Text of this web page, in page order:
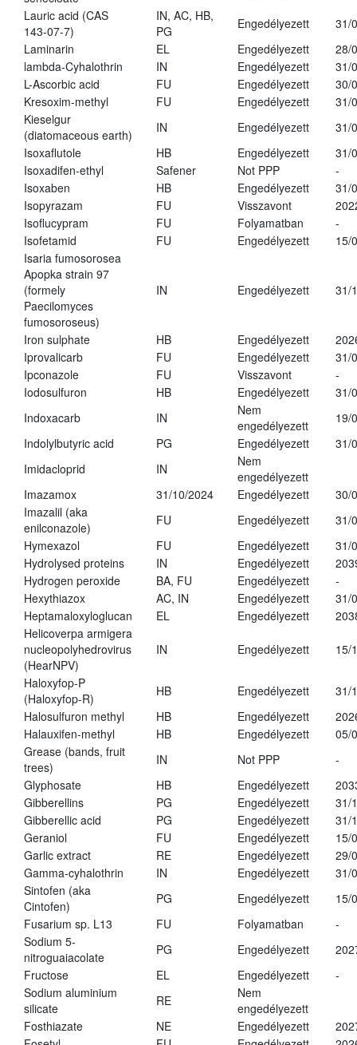
Lauric acid (CAS
143-07-7)
IN, AC, HB,
PG
Engedélyezett
31/
Laminarin
EL Engedélyezett
28/
lambda-Cyhalothrin
IN Engedélyezett
31/
L-Ascorbic acid
FU Engedélyezett
30/
Kresoxim-methyl
FU Engedélyezett
31/
Kieselgur
(diatomaceous earth)
IN Engedélyezett
31/
Isoxaflutole
HB Engedélyezett
31/
Isoxadifen-ethyl
Safener Not PPP
-
Isoxaben
HB Engedélyezett
31/
Isopyrazam
FU Visszavont
Isoflucypram
FU Folyamatban
-
Isofetamid
FU Engedélyezett
15/
Isaria fumosorosea
Apopka strain 97
(formely
Paecilomyces
fumosoroseus)
IN Engedélyezett 31/
Iron sulphate HB Engedélyezett
Iprovalicarb
FU Engedélyezett
31/
Ipconazole
FU Visszavont
-
Iodosulfuron
HB Engedélyezett
31/
Indoxacarb
IN
Nem
engedélyezett
19/
Indolylbutyric acid
PG Engedélyezett
31/
Imidacloprid
IN
Nem
engedélyezett
Imazamox
31/10/2024 Engedélyezett
30/
Imazalil (aka
enilconazole)
FU Engedélyezett
31/
Hymexazol
FU Engedélyezett
31/
Hydrolysed proteins
IN Engedélyezett
Hydrogen peroxide
BA, FU Engedélyezett
-
Hexythiazox
AC, IN Engedélyezett
31/
Heptamaloxyloglucan
EL Engedélyezett
Helicoverpa armigera
nucleopolyhedrovirus
(HearNPV)
IN Engedélyezett 15/
Haloxyfop-P
(Haloxyfop-R)
HB Engedélyezett
31/
Halosulfuron methyl
HB Engedélyezett
Halauxifen-methyl
HB Engedélyezett
05/
Grease (bands, fruit
trees)
IN Not PPP
-
Glyphosate
HB Engedélyezett
Gibberellins
PG Engedélyezett
31/
Gibberellic acid
PG Engedélyezett
31/
Geraniol
FU Engedélyezett
15/
Garlic extract
RE Engedélyezett
29/
Gamma-cyhalothrin
IN Engedélyezett
31/
Sintofen (aka
Cintofen)
PG Engedélyezett
15/
Fusarium sp. L13
FU Folyamatban
-
Sodium 5-
nitroguaiacolate
PG Engedélyezett
Fructose
EL Engedélyezett
-
Sodium aluminium
silicate
RE
Nem
engedélyezett
Fosthiazate
NE Engedélyezett